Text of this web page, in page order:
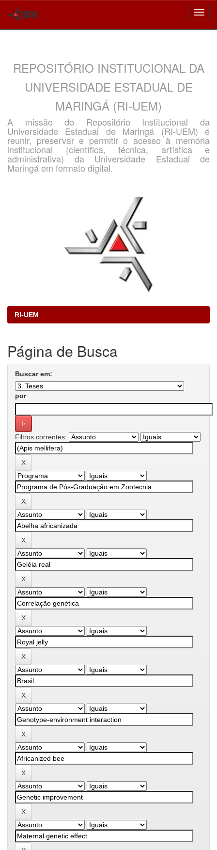
REPOSITÓRIO INSTITUCIONAL DA
UNIVERSIDADE ESTADUAL DE
MARINGÁ (RI-UEM)
A missão do Repositório Institucional da
Universidade Estadual de Maringá (RI-UEM) é
reunir, preservar e permitir o acesso à memória
institucional (científica, técnica, artística e
administrativa) da Universidade Estadual de
Maringá em formato digital.
RI-UEM
Página de Busca
Buscar em:
por
Filtros correntes: